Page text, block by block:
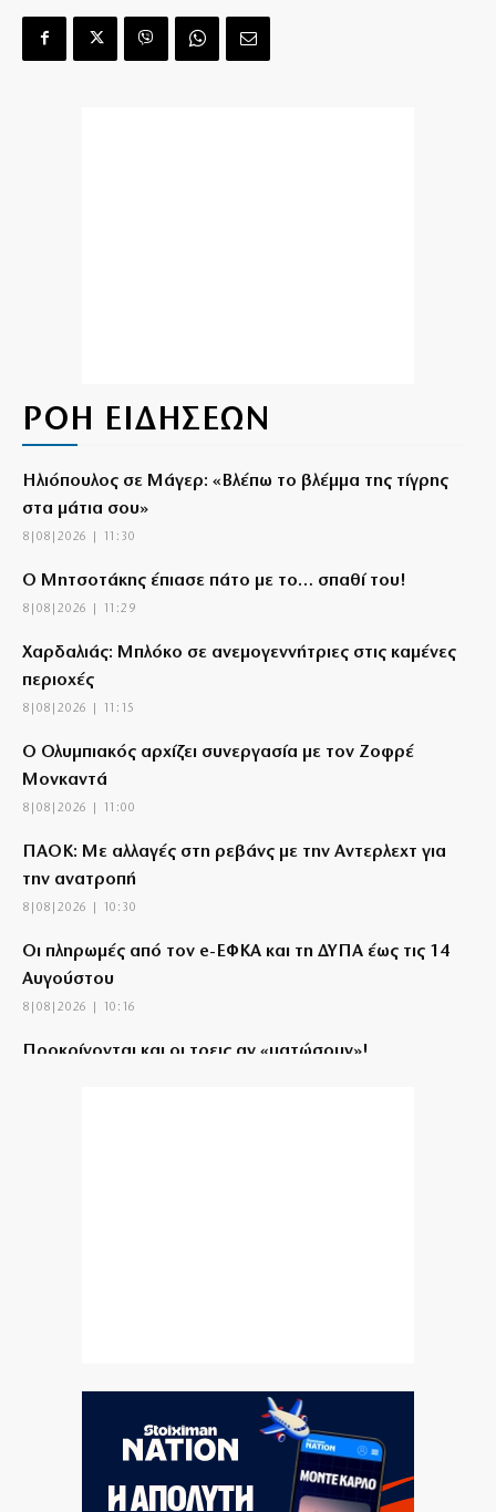
ΡΟΗ ΕΙΔΗΣΕΩΝ
Ηλιόπουλος σε Μάγερ: «Βλέπω το βλέμμα της τίγρης
στα μάτια σου»
8|08|2026 | 11:30
Ο Μητσοτάκης έπιασε πάτο με το… σπαθί του!
8|08|2026 | 11:29
Χαρδαλιάς: Μπλόκο σε ανεμογεννήτριες στις καμένες
περιοχές
8|08|2026 | 11:15
Ο Ολυμπιακός αρχίζει συνεργασία με τον Ζοφρέ
Μονκαντά
8|08|2026 | 11:00
ΠΑΟΚ: Με αλλαγές στη ρεβάνς με την Αντερλεχτ για
την ανατροπή
8|08|2026 | 10:30
Οι πληρωμές από τον e-ΕΦΚΑ και τη ΔΥΠΑ έως τις 14
Αυγούστου
8|08|2026 | 10:16
Προκρίνονται και οι τρεις αν «ματώσουν»!
Στο κατακόρυφο η αυγουστιάτικη έξοδος:
«Βουλιάζουν» τα λιμάνια